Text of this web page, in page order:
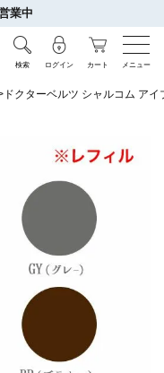
業中
検索 ログイン カート メニュー
ドクターベルツ シャルコム ア